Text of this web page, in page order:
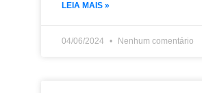
LEIA MAIS »
04/06/2024 Nenhum comentário